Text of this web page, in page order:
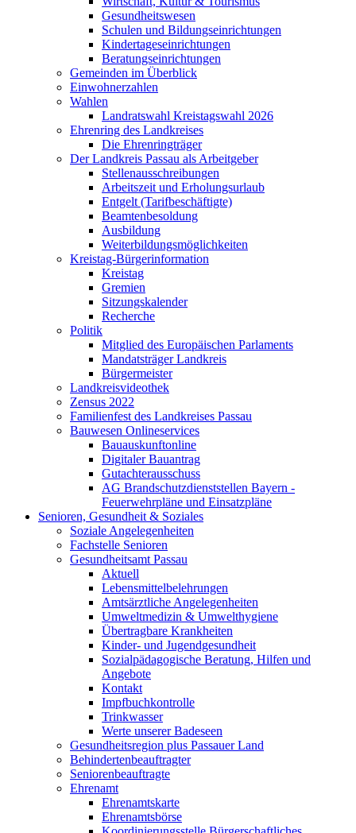
Gesundheitswesen
Schulen und Bildungseinrichtungen
Kindertageseinrichtungen
Beratungseinrichtungen
Gemeinden im Überblick
Einwohnerzahlen
Wahlen
Landratswahl Kreistagswahl 2026
Ehrenring des Landkreises
Die Ehrenringträger
Der Landkreis Passau als Arbeitgeber
Stellenausschreibungen
Arbeitszeit und Erholungsurlaub
Entgelt (Tarifbeschäftigte)
Beamtenbesoldung
Ausbildung
Weiterbildungsmöglichkeiten
Kreistag-Bürgerinformation
Kreistag
Gremien
Sitzungskalender
Recherche
Politik
Mitglied des Europäischen Parlaments
Mandatsträger Landkreis
Bürgermeister
Landkreisvideothek
Zensus 2022
Familienfest des Landkreises Passau
Bauwesen Onlineservices
Bauauskunftonline
Digitaler Bauantrag
Gutachterausschuss
AG Brandschutzdienststellen Bayern -
Feuerwehrpläne und Einsatzpläne
Senioren, Gesundheit & Soziales
Soziale Angelegenheiten
Fachstelle Senioren
Gesundheitsamt Passau
Aktuell
Lebensmittelbelehrungen
Amtsärztliche Angelegenheiten
Umweltmedizin & Umwelthygiene
Übertragbare Krankheiten
Kinder- und Jugendgesundheit
Sozialpädagogische Beratung, Hilfen und
Angebote
Kontakt
Impfbuchkontrolle
Trinkwasser
Werte unserer Badeseen
Gesundheitsregion plus Passauer Land
Behindertenbeauftragter
Seniorenbeauftragte
Ehrenamt
Ehrenamtskarte
Ehrenamtsbörse